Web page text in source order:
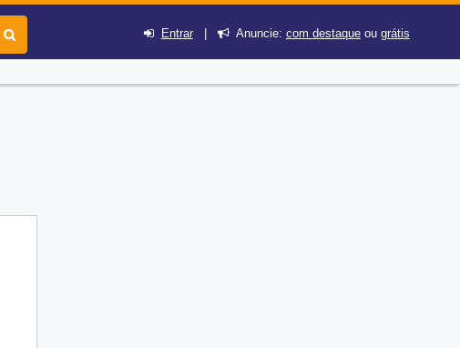
Entrar| Anuncie: com destaqueou grátis